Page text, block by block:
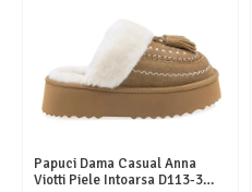
Papuci Dama Casual Anna
Viotti Piele Intoarsa D113-3